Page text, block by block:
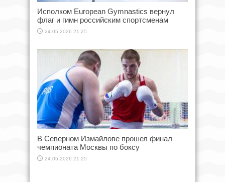
Исполком European Gymnastics вернул
флаг и гимн российским спортсменам
24.05.2026 21:25
В Северном Измайлове прошел финал
чемпионата Москвы по боксу
24.05.2026 21:25